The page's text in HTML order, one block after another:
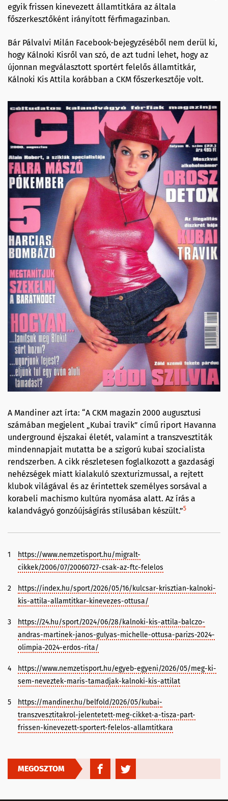
egyik frissen kinevezett államtitkára az általa
főszerkesztőként irányított férfimagazinban.
Bár Pálvalvi Milán Facebook-bejegyzéséből nem derül ki,
hogy Kálnoki Kisről van szó, de azt tudni lehet, hogy az
újonnan megválasztott sportért felelős államtitkár,
Kálnoki Kis Attila korábban a CKM főszerkesztője volt.
A Mandiner azt írta: “A CKM magazin 2000 augusztusi
számában megjelent „Kubai travik” című riport Havanna
underground éjszakai életét, valamint a transzvesztiták
mindennapjait mutatta be a szigorú kubai szocialista
rendszerben. A cikk részletesen foglalkozott a gazdasági
nehézségek miatt kialakuló szexturizmussal, a rejtett
klubok világával és az érintettek személyes sorsával a
korabeli machismo kultúra nyomása alatt. Az írás a
kalandvágyó gonzóújságírás stílusában készült.”5
1
https://www.nemzetisport.hu/migralt-
cikkek/2006/07/20060727-csak-az-ftc-felelos
2
https://index.hu/sport/2026/05/16/kulcsar-krisztian-kalnoki-
kis-attila-allamtitkar-kinevezes-ottusa/
3
https://24.hu/sport/2024/06/28/kalnoki-kis-attila-balczo-
andras-martinek-janos-gulyas-michelle-ottusa-parizs-2024-
olimpia-2024-erdos-rita/
4
https://www.nemzetisport.hu/egyeb-egyeni/2026/05/meg-ki-
sem-neveztek-maris-tamadjak-kalnoki-kis-attilat
5
https://mandiner.hu/belfold/2026/05/kubai-
transzvesztitakrol-jelentetett-meg-cikket-a-tisza-part-
frissen-kinevezett-sportert-felelos-allamtitkara
MEGOSZTOM